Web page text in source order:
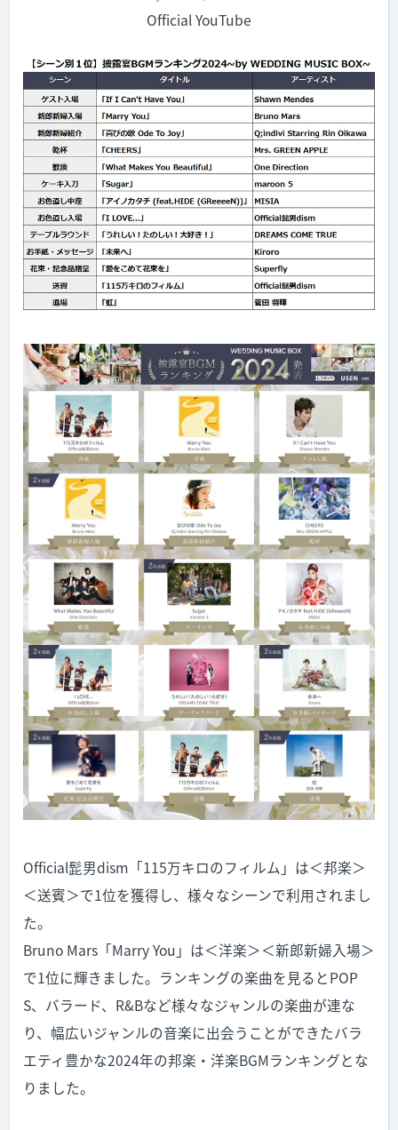
Official YouTube
Official髭男dism「115万キロのフィルム」は＜邦楽＞
＜送賓＞で1位を獲得し、様々なシーンで利用されまし
た。
Bruno Mars「Marry You」は＜洋楽＞＜新郎新婦入場＞
で1位に輝きました。ランキングの楽曲を見るとPOP
S、バラード、R&Bなど様々なジャンルの楽曲が連な
り、幅広いジャンルの音楽に出会うことができたバラ
エティ豊かな2024年の邦楽・洋楽BGMランキングとな
りました。